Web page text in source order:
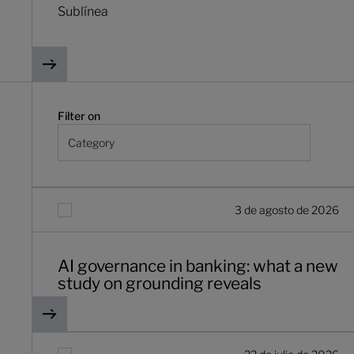
Sublínea
Filter on
Category
3 de agosto de 2026
AI governance in banking: what a new
study on grounding reveals